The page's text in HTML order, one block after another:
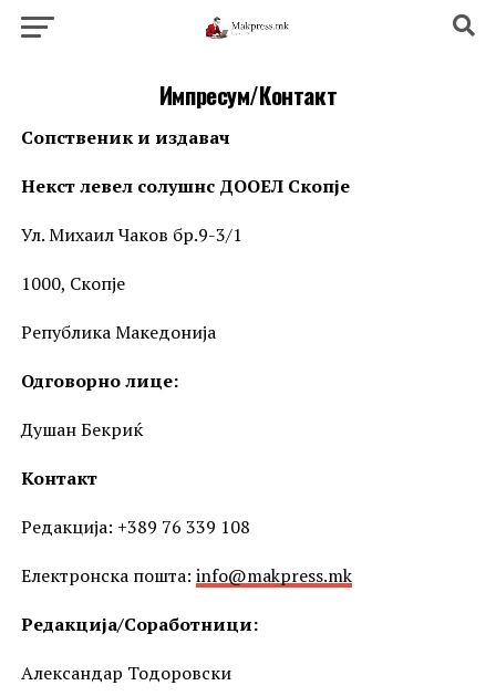
Импресум/Контакт
Сопственик и издавач
Некст левел солушнс ДООЕЛ Скопје
Ул. Михаил Чаков бр.9-3/1
1000, Скопје
Република Македонија
Одговорно лице:
Душан Бекриќ
Контакт
Редакција: +389 76 339 108
Електронска пошта: info@makpress.mk
Редакција/Соработници:
Александар Тодоровски